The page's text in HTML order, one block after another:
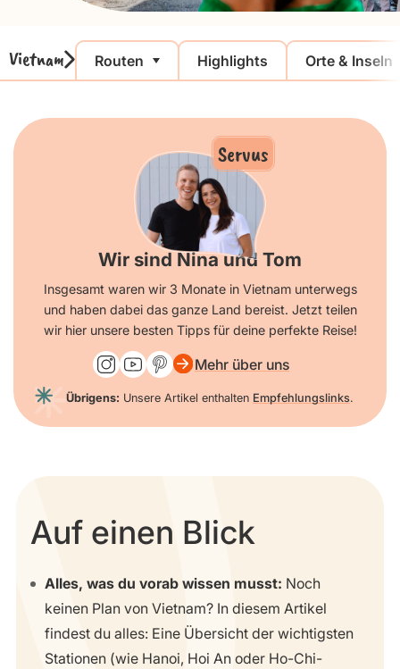
Vietnam Routen Highlights Orte & Inseln
Servus
Wir sind Nina und Tom
Insgesamt waren wir 3 Monate in Vietnam unterwegs
und haben dabei das ganze Land bereist. Jetzt teilen
wir hier unsere besten Tipps für deine perfekte Reise!
Mehr über uns
Übrigens: Unsere Artikel enthalten Empfehlungslinks.
Auf einen Blick
Alles, was du vorab wissen musst: Noch
keinen Plan von Vietnam? In diesem Artikel
findest du alles: Eine Übersicht der wichtigsten
Stationen (wie Hanoi, Hoi An oder Ho-Chi-